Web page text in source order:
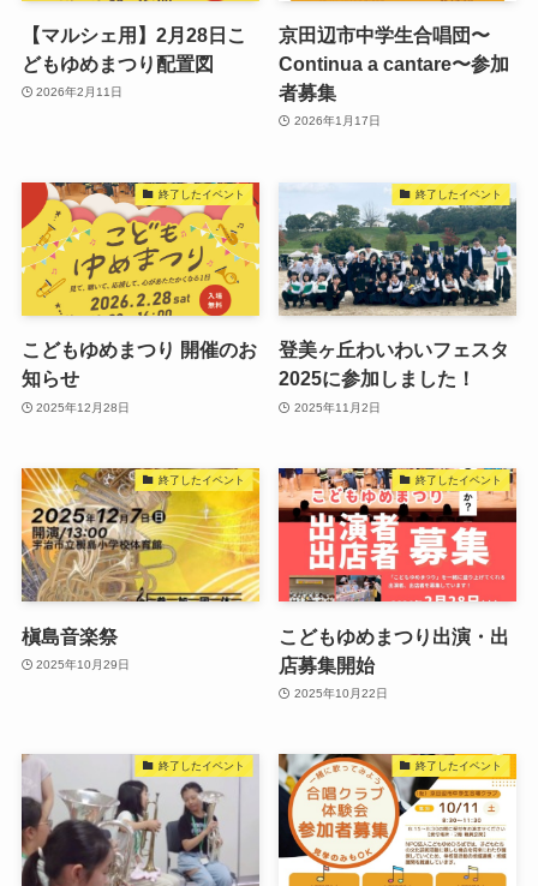
【マルシェ用】2月28日こ
どもゆめまつり配置図
2026年2月11日
京田辺市中学生合唱団〜
Continua a cantare〜参加
者募集
2026年1月17日
終了したイベント
こどもゆめまつり 開催のお
知らせ
2025年12月28日
終了したイベント
登美ヶ丘わいわいフェスタ
2025に参加しました！
2025年11月2日
終了したイベント
槇島音楽祭
2025年10月29日
終了したイベント
こどもゆめまつり出演・出
店募集開始
2025年10月22日
終了したイベント 終了したイベント